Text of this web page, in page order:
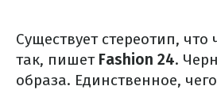
Существует стереотип,
так, пишет Fashion 24.
образа. Единственное,